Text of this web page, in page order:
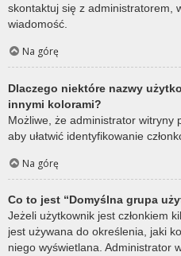
skontaktuj się z administratorem,
wiadomość.
Na górę
Dlaczego niektóre nazwy
innymi kolorami?
Możliwe, że administrator witryny
aby ułatwić identyfikowanie
Na górę
Co to jest “Domyślna grupa
Jeżeli użytkownik jest członkiem
jest używana do określenia, jaki
niego wyświetlana. Administrator